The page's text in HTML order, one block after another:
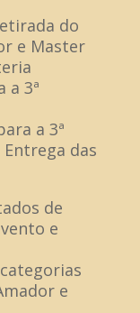
do
e Master
a 3ª
a 3ª
das
de
e
e